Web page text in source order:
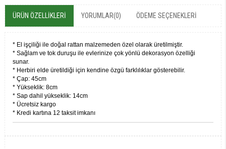
ÜRÜN ÖZELLIKLERI YORUMLAR(0) ÖDEME SEÇENEKLERI
* El işçiliği ile doğal rattan malzemeden özel olarak üretilmiştir.
* Sağlam ve tok duruşu ile evlerinize çok yönlü dekorasyon özelliği
sunar.
* Herbiri elde üretildiği için kendine özgü farklılıklar gösterebilir.
* Çap: 45cm
* Yükseklik: 8cm
* Sap dahil yükseklik: 14cm
* Ücretsiz kargo
* Kredi kartına 12 taksit imkanı